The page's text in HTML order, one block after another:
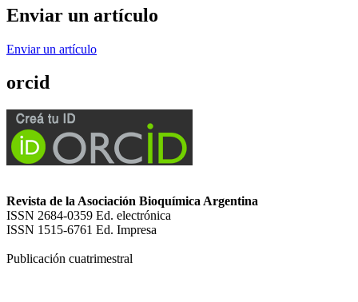
Enviar un artículo
Enviar un artículo
orcid
Revista de la Asociación Bioquímica Argentina
ISSN 2684-0359 Ed. electrónica
ISSN 1515-6761 Ed. Impresa
Publicación cuatrimestral